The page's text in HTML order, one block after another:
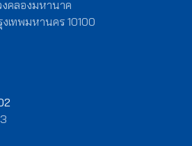
คลองมหานาค
เทพมหานคร 10100